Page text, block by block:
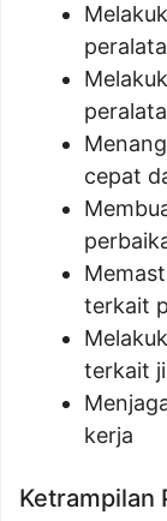
cepat
terkait
terkait
kerja
Ketrampilan